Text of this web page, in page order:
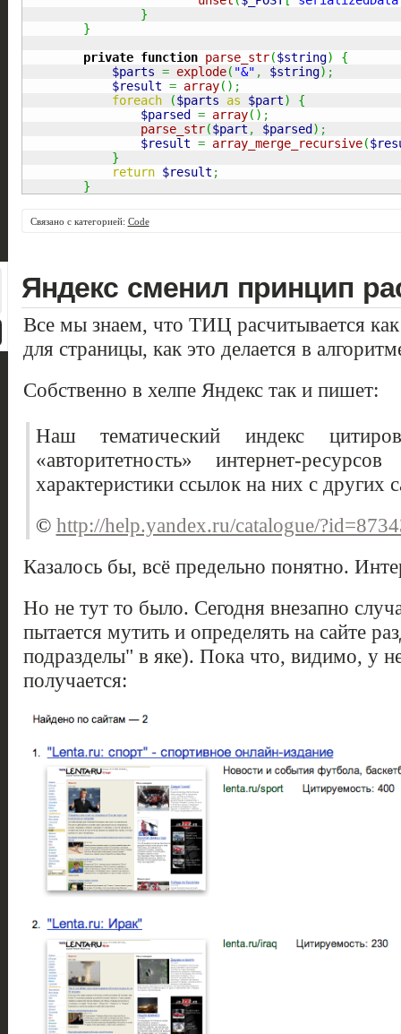
}
}
private function parse_str($string)
{
$parts = explode( "&" , $string) ;
$result = array( ) ;
foreach
($parts as $part)
{
$parsed = array( ) ;
parse_str($part , $parsed) ;
$result = array_merge_recursive(
}
return $result ;
}
Связано с категорией: Code
Яндекс сменил принцип
Все мы знаем, что ТИЦ расчитывается
для страницы, как это делается в
Собственно в хелпе Яндекс так и пишет:
Наш тематический индекс
«авторитетность» интернет-
характеристики ссылок на них с других
© http://help.yandex.ru/catalogue/
Казалось бы, всё предельно понятно.
Но не тут то было. Сегодня внезапно
пытается мутить и определять на сайте
подразделы" в яке). Пока что, видимо, у
получается: